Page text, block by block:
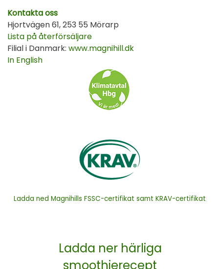
Kontakta oss
Hjortvägen 61, 253 55 Mörarp
Lista på återförsäljare
Filial i Danmark: www.magnihill.dk
In English
Ladda ned Magnihills FSSC-certifikat samt KRAV-certifikat
Ladda ner härliga
smoothierecept